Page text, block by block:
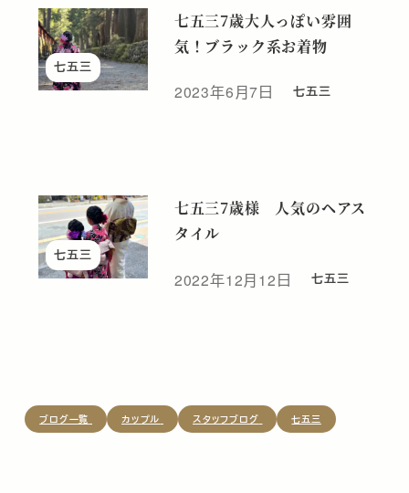
七五三
七五三7歳大人っぽい雰囲
気！ブラック系お着物
投稿日
2023年6月7日 七五三
七五三
七五三7歳様 人気のヘアス
タイル
投稿日
2022年12月12日 七五三
ブログ一覧 カップル スタッフブログ 七五三